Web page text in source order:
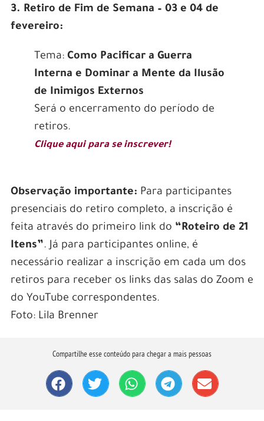
3. Retiro de Fim de Semana – 03 e 04 de
fevereiro:
Tema: Como Pacificar a Guerra
Interna e Dominar a Mente da Ilusão
de Inimigos Externos
Será o encerramento do período de
retiros.
Clique aqui para se inscrever!
Observação importante: Para participantes
presenciais do retiro completo, a inscrição é
feita através do primeiro link do “Roteiro de 21
Itens”. Já para participantes online, é
necessário realizar a inscrição em cada um dos
retiros para receber os links das salas do Zoom e
do YouTube correspondentes.
Foto: Lila Brenner
Compartilhe esse conteúdo para chegar a mais pessoas